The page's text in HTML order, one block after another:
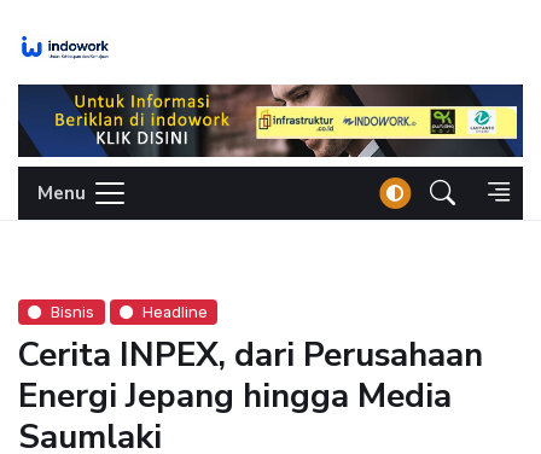
Menu
Bisnis Headline
Cerita INPEX, dari Perusahaan
Energi Jepang hingga Media
Saumlaki